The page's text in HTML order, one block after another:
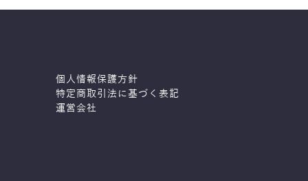
個人情報保護方針
特定商取引法に基づく表記
運営会社